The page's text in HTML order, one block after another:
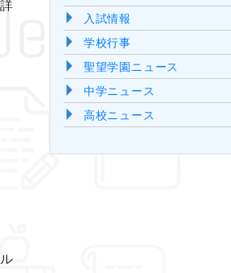
入試情報
学校行事
聖望学園ニュース
中学ニュース
高校ニュース